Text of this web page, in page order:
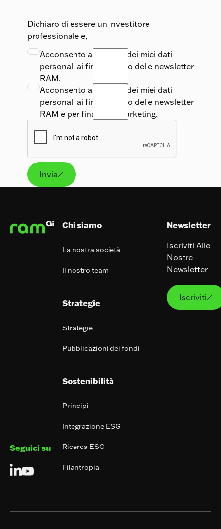
Dichiaro di essere un investitore
professionale e,
Acconsento all’utilizzo dei miei dati
personali ai fini dell’invio delle newsletter
RAM.
Acconsento all’utilizzo dei miei dati
personali ai fini dell’invio delle newsletter
RAM e per finalità di marketing.
Invia
Invia
Seguici su
Chi siamo
La nostra società
Il nostro team
Strategie
Strategie
Pubblicazioni dei fondi
Sostenibilità
Principi
Integrazione ESG
Ricerca ESG
Filantropia
Newsletter
Iscriviti Alle
Nostre
Newsletter
Iscriviti